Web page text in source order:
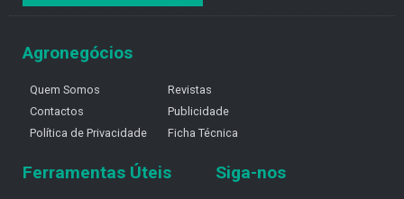
Agronegócios
Quem Somos
Contactos
Política de Privacidade
Revistas
Publicidade
Ficha Técnica
Ferramentas Úteis Siga-nos